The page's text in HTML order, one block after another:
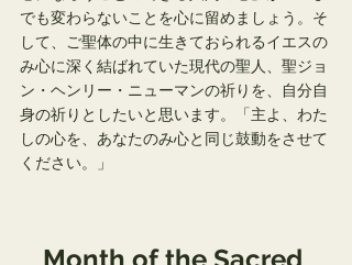
でも変わらないことを心に留めましょう。そ
して、ご聖体の中に生きておられるイエスの
み心に深く結ばれていた現代の聖人、聖ジョ
ン・ヘンリー・ニューマンの祈りを、自分自
身の祈りとしたいと思います。「主よ、わた
しの心を、あなたのみ心と同じ鼓動をさせて
ください。」